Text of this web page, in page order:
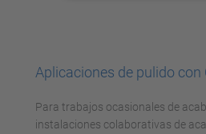
Management
Aplicaciones de pulido con
Para trabajos ocasionales de
instalaciones colaborativas de